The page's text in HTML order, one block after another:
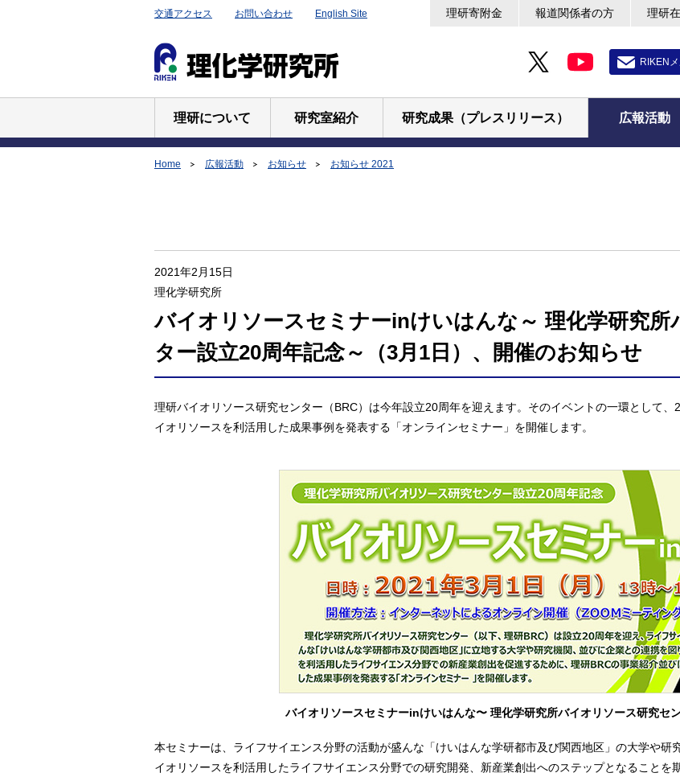
交通アクセス お問い合わせ English Site 理研寄附金 報道関係者の方 理研
RIKEN
理研について 研究室紹介 研究成果（プレスリリース） 広報活動
Home 広報活動 お知らせ お知らせ 2021
2021年2月15日
理化学研究所
バイオリソースセミナーinけいはんな～ 理化学研究所
ター設立20周年記念～（3月1日）、開催のお知らせ
理研バイオリソース研究センター（BRC）は今年設立20周年を迎えます。そのイベントの一環として
イオリソースを利活用した成果事例を発表する「オンラインセミナー」を開催します。
バイオリソースセミナーinけいはんな〜 理化学研究所バイオリソース研究セ
本セミナーは、ライフサイエンス分野の活動が盛んな「けいはんな学研都市及び関西地区」の大学や研
イオリソースを利活用したライフサイエンス分野での研究開発、新産業創出へのステップとなることを